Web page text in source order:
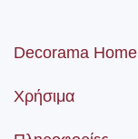
Decorama Home
Χρήσιμα